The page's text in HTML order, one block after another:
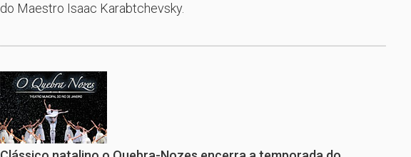
do Maestro Isaac Karabtchevsky.